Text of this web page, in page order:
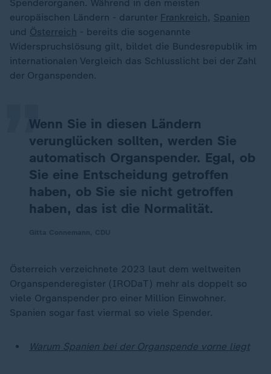
Spenderorganen. Während in den meisten
europäischen Ländern - darunter Frankreich, Spanien
und Österreich - bereits die sogenannte
Widerspruchslösung gilt, bildet die Bundesrepublik im
internationalen Vergleich das Schlusslicht bei der Zahl
der Organspenden.
Wenn Sie in diesen Ländern
verunglücken sollten, werden Sie
automatisch Organspender. Egal, ob
Sie eine Entscheidung getroffen
haben, ob Sie sie nicht getroffen
haben, das ist die Normalität.
„
Österreich verzeichnete 2023 laut dem weltweiten
Organspenderegister (IRODaT) mehr als doppelt so
viele Organspender pro einer Million Einwohner.
Spanien sogar fast viermal so viele Spender.
Warum Spanien bei der Organspende vorne liegt